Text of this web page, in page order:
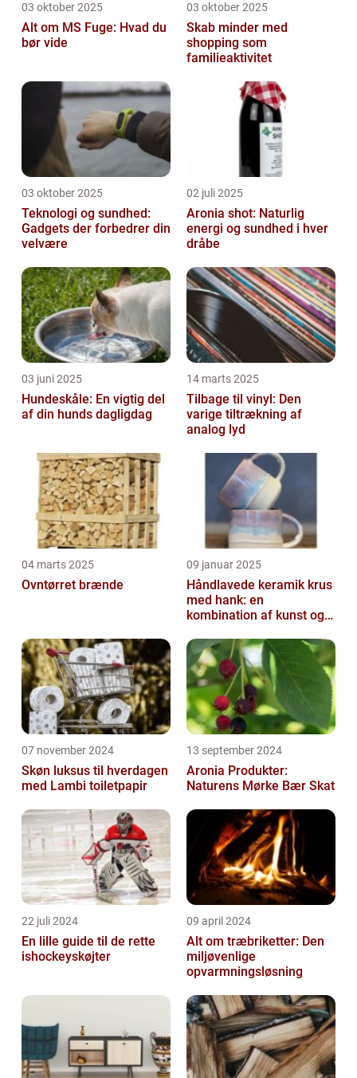
03 oktober 2025
Alt om MS Fuge: Hvad du
bør vide
03 oktober 2025
Skab minder med
shopping som
familieaktivitet
03 oktober 2025
Teknologi og sundhed:
Gadgets der forbedrer din
velvære
02 juli 2025
Aronia shot: Naturlig
energi og sundhed i hver
dråbe
03 juni 2025
Hundeskåle: En vigtig del
af din hunds dagligdag
14 marts 2025
Tilbage til vinyl: Den
varige tiltrækning af
analog lyd
04 marts 2025
Ovntørret brænde
09 januar 2025
Håndlavede keramik krus
med hank: en
kombination af kunst og
07 november 2024
Skøn luksus til hverdagen
med Lambi toiletpapir
13 september 2024
Aronia Produkter:
Naturens Mørke Bær Skat
22 juli 2024
En lille guide til de rette
ishockeyskøjter
09 april 2024
Alt om træbriketter: Den
miljøvenlige
opvarmningsløsning